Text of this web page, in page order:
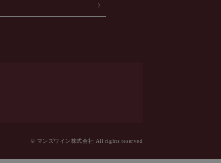
© マンズワイン株式会社 All rights reserved